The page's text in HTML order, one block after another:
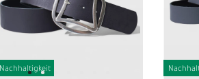
D
Nachhaltigkeit